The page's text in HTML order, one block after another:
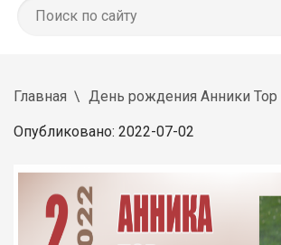
Главная День рождения Анники Тор
Опубликовано: 2022-07-02